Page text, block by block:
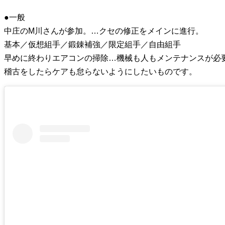
●一般
中庄のМ川さんが参加。…クセの修正をメインに進行。
基本／仮想組手／鍛錬補強／限定組手／自由組手
早めに終わりエアコンの掃除…機械も人もメンテナンスが必
稽古をしたらケアも怠らないようにしたいものです。